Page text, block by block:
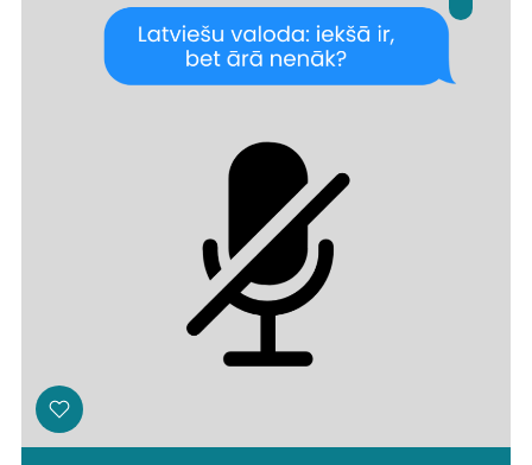
ThreadsFacebookYoutube
X Instagram
Flick TikTok